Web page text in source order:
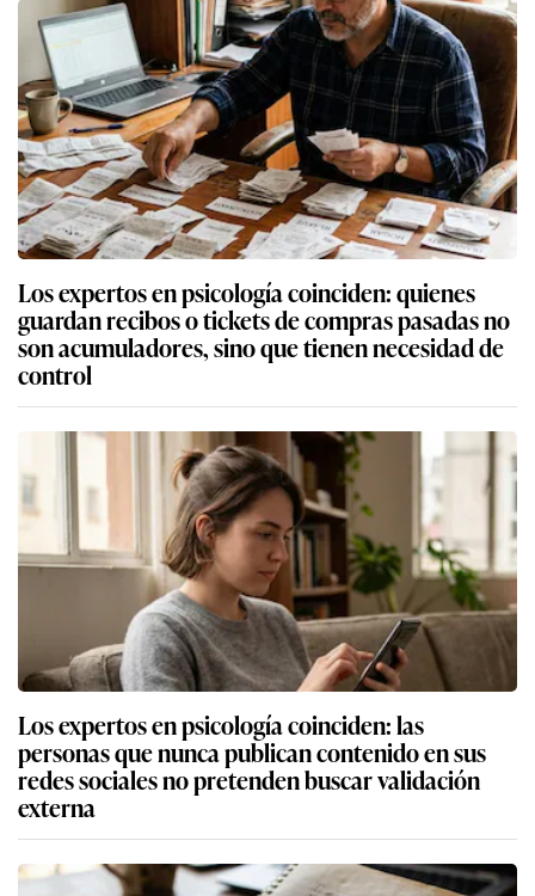
Los expertos en psicología coinciden: quienes
guardan recibos o tickets de compras pasadas no
son acumuladores, sino que tienen necesidad de
control
Los expertos en psicología coinciden: las
personas que nunca publican contenido en sus
redes sociales no pretenden buscar validación
externa